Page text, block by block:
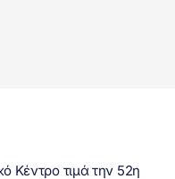
Κέντρο τιμά την 52η